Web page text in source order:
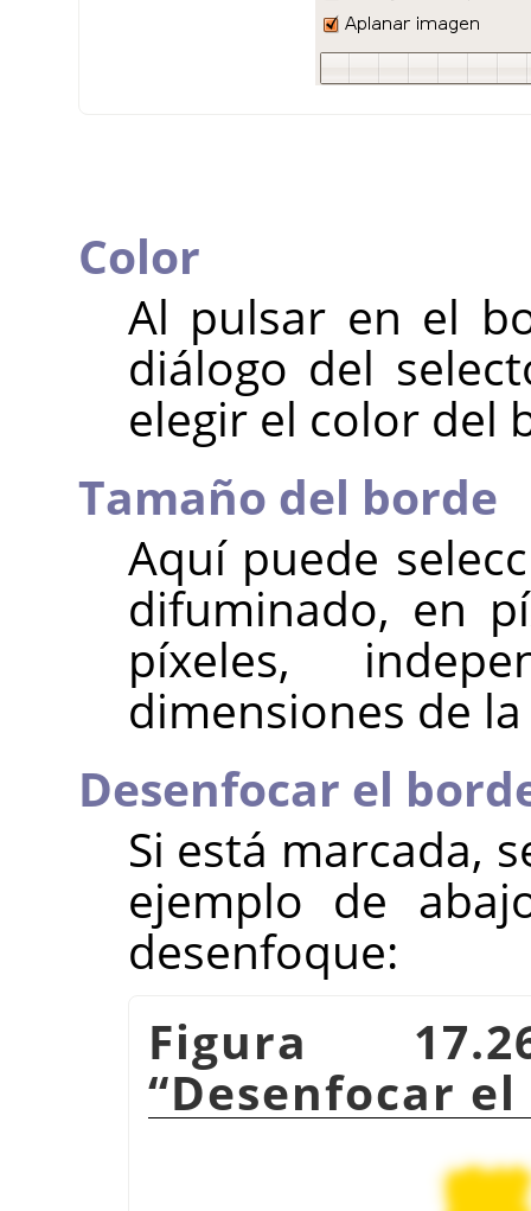
Color
Al pulsar en el
diálogo del
elegir el color del
Tamaño del borde
Aquí puede
difuminado, en
píxeles,
dimensiones de
Desenfocar el
Si está marcada,
ejemplo de
desenfoque:
Figura
“Desenfocar